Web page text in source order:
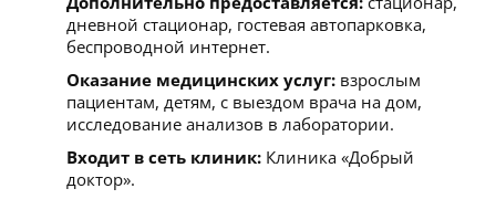
дневной стационар, гостевая автопарковка,
беспроводной интернет.
Оказание медицинских услуг: взрослым
пациентам, детям, с выездом врача на дом,
исследование анализов в лаборатории.
Входит в сеть клиник: Клиника «Добрый
доктор».